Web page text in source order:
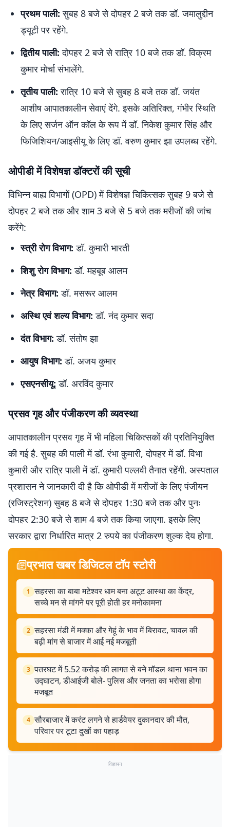
प्रथम पाली: सुबह 8 बजे से दोपहर 2 बजे तक डॉ. जमालुद्दीन
ड्यूटी पर रहेंगे.
द्वितीय पाली: दोपहर 2 बजे से रात्रि 10 बजे तक डॉ. विक्रम
कुमार मोर्चा संभालेंगे.
तृतीय पाली: रात्रि 10 बजे से सुबह 8 बजे तक डॉ. जयंत
आशीष आपातकालीन सेवाएं देंगे. इसके अतिरिक्त, गंभीर स्थिति
के लिए सर्जन ऑन कॉल के रूप में डॉ. निकेश कुमार सिंह और
फिजिशियन/आइसीयू के लिए डॉ. वरुण कुमार झा उपलब्ध रहेंगे.
ओपीडी में विशेषज्ञ डॉक्टरों की सूची
विभिन्न बाह्य विभागों (OPD) में विशेषज्ञ चिकित्सक सुबह 9 बजे से
दोपहर 2 बजे तक और शाम 3 बजे से 5 बजे तक मरीजों की जांच
करेंगे:
स्त्री रोग विभाग: डॉ. कुमारी भारती
शिशु रोग विभाग: डॉ. महबूब आलम
नेत्र विभाग: डॉ. मसरूर आलम
अस्थि एवं शल्य विभाग: डॉ. नंद कुमार सदा
दंत विभाग: डॉ. संतोष झा
आयुष विभाग: डॉ. अजय कुमार
एसएनसीयू: डॉ. अरविंद कुमार
प्रसव गृह और पंजीकरण की व्यवस्था
आपातकालीन प्रसव गृह में भी महिला चिकित्सकों की प्रतिनियुक्ति
की गई है. सुबह की पाली में डॉ. रंभा कुमारी, दोपहर में डॉ. विभा
कुमारी और रात्रि पाली में डॉ. कुमारी पल्लवी तैनात रहेंगी. अस्पताल
प्रशासन ने जानकारी दी है कि ओपीडी में मरीजों के लिए पंजीयन
(रजिस्ट्रेशन) सुबह 8 बजे से दोपहर 1:30 बजे तक और पुनः
दोपहर 2:30 बजे से शाम 4 बजे तक किया जाएगा. इसके लिए
सरकार द्वारा निर्धारित मात्र 2 रुपये का पंजीकरण शुल्क देय होगा.
प्रभात खबर डिजिटल टॉप स्टोरी
1 सहरसा का बाबा मटेश्वर धाम बना अटूट आस्था का केंद्र,
सच्चे मन से मांगने पर पूरी होती हर मनोकामना
2 सहरसा मंडी में मक्का और गेहूं के भाव में बिरावट, चावल की
बढ़ी मांग से बाजार में आई नई मजबूती
3 पतरघट में 5.52 करोड़ की लागत से बने मॉडल थाना भवन का
उद्घाटन, डीआईजी बोले- पुलिस और जनता का भरोसा होगा
मजबूत
4 सौरबाजार में करंट लगने से हार्डवेयर दुकानदार की मौत,
परिवार पर टूटा दुखों का पहाड़
विज्ञापन